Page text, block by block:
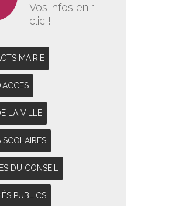
Vos infos en 1
clic !
MAIRIE
LA VILLE
SCOLAIRES
DU CONSEIL
PUBLICS